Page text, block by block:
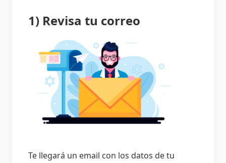
1) Revisa tu correo
Te llegará un email con los datos de tu